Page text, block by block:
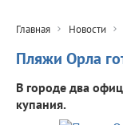
Главная Новости
Пляжи Орла
В городе два
купания.